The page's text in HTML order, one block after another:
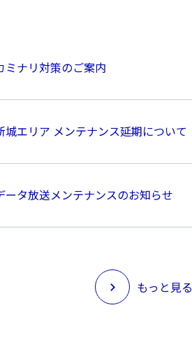
ミナリ対策のご案内
城エリア メンテナンス延期について
ータ放送メンテナンスのお知らせ
もっと見る